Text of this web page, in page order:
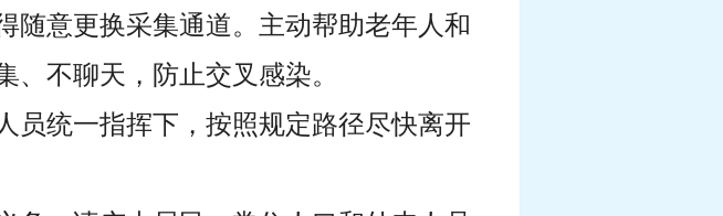
随意更换采集通道。主动帮助老年人和
不聊天，防止交叉感染。
员统一指挥下，按照规定路径尽快离开